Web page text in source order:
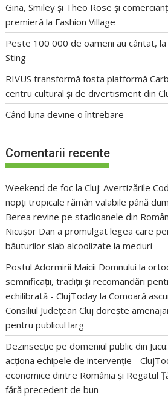
Gina, Smiley și Theo Rose și
premieră la Fashion Village
Peste 100 000 de oameni au cântat,
Sting
RIVUS transformă fosta platformă
centru cultural și de divertisment din
Când luna devine o întrebare
Comentarii recente
Weekend de foc la Cluj: Avertizările
nopți tropicale rămân valabile până
Berea revine pe stadioanele din
Nicușor Dan a promulgat legea care
băuturilor slab alcoolizate la meciuri
Postul Adormirii Maicii Domnului la
semnificații, tradiții și recomandări
echilibrată - ClujToday laComoară
Consiliul Județean Cluj dorește
pentru publicul larg
Dezinsecție pe domeniul public din
acționa echipele de intervenție -
economice dintre România și Regatul
fără precedent de bun